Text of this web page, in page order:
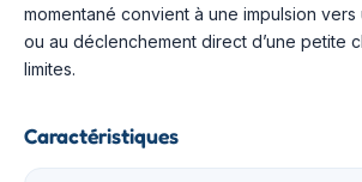
momentané convient à une impulsion
ou au déclenchement direct d’une petite
limites.
Caractéristiques